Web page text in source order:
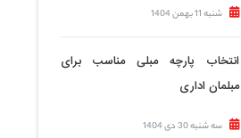
شنبه 11 بهمن 1404
انتخاب پارچه مبلی مناسب برای
مبلمان اداری
سه شنبه 30 دی 1404